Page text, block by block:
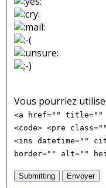
Vous pourriez
<a href="" title=""
<code> <pre
<ins datetime=""
border="" alt=""
Submitting Envoyer